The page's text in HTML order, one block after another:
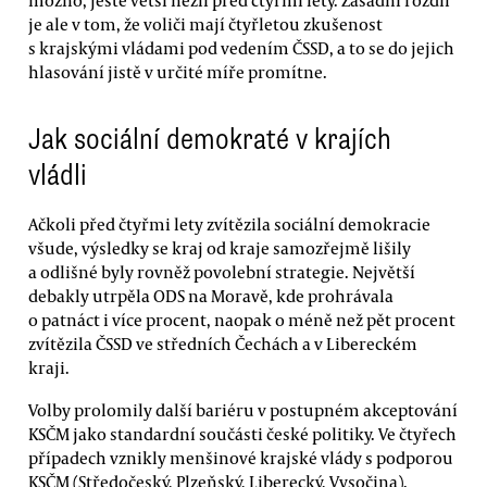
je ale v tom, že voliči mají čtyřletou zkušenost
s krajskými vládami pod vedením ČSSD, a to se do jejich
hlasování jistě v určité míře promítne.
Jak sociální demokraté v krajích
vládli
Ačkoli před čtyřmi lety zvítězila sociální demokracie
všude, výsledky se kraj od kraje samozřejmě lišily
a odlišné byly rovněž povolební strategie. Největší
debakly utrpěla ODS na Moravě, kde prohrávala
o patnáct i více procent, naopak o méně než pět procent
zvítězila ČSSD ve středních Čechách a v Libereckém
kraji.
Volby prolomily další bariéru v postupném akceptování
KSČM jako standardní součásti české politiky. Ve čtyřech
případech vznikly menšinové krajské vlády s podporou
KSČM (Středočeský, Plzeňský, Liberecký, Vysočina).